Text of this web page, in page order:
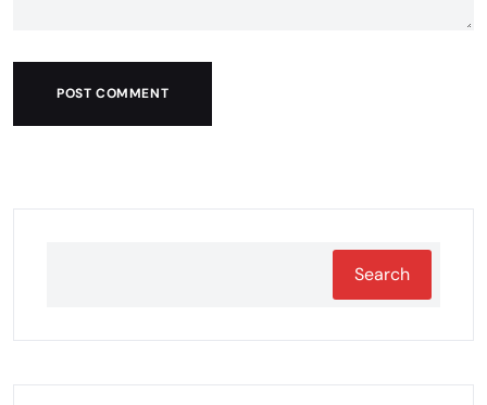
POST COMMENT
Search